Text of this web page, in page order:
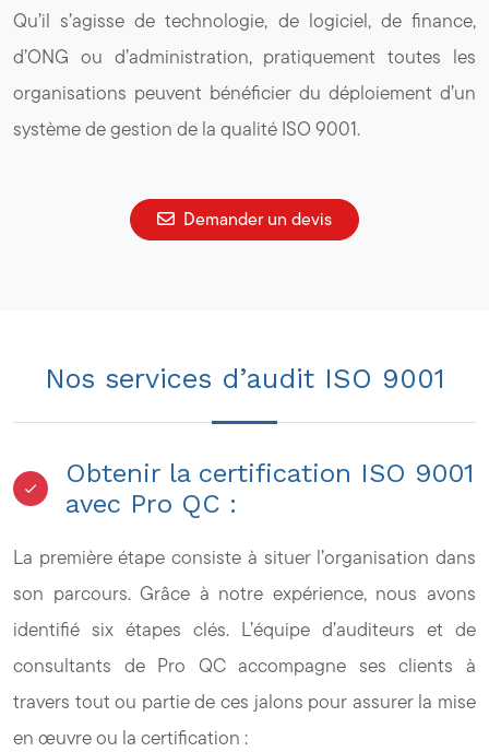
Qu’il s’agisse de technologie, de logiciel, de finance,
d’ONG ou d’administration, pratiquement toutes les
organisations peuvent bénéficier du déploiement d’un
système de gestion de la qualité ISO 9001.
Demander un devis
Nos services d’audit ISO 9001
Obtenir la certification ISO 9001
avec Pro QC :
La première étape consiste à situer l’organisation dans
son parcours. Grâce à notre expérience, nous avons
identifié six étapes clés. L’équipe d’auditeurs et de
consultants de Pro QC accompagne ses clients à
travers tout ou partie de ces jalons pour assurer la mise
en œuvre ou la certification :